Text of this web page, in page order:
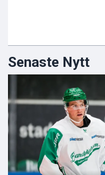
Senaste Nytt